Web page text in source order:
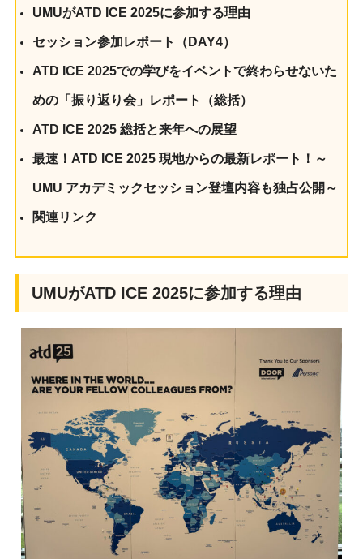
UMUがATD ICE 2025に参加する理由
セッション参加レポート（DAY4）
ATD ICE 2025での学びをイベントで終わらせないた
めの「振り返り会」レポート（総括）
ATD ICE 2025 総括と来年への展望
最速！ATD ICE 2025 現地からの最新レポート！～
UMU アカデミックセッション登壇内容も独占公開～
関連リンク
UMUがATD ICE 2025に参加する理由